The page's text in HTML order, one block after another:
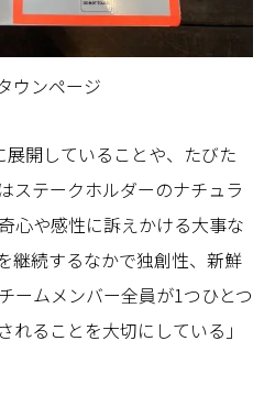
ウンページ
展開していることや、たびた
ステークホルダーのナチュラ
心や感性に訴えかける大事な
継続するなかで独創性、新鮮
ームメンバー全員が1つひとつ
れることを大切にしている」